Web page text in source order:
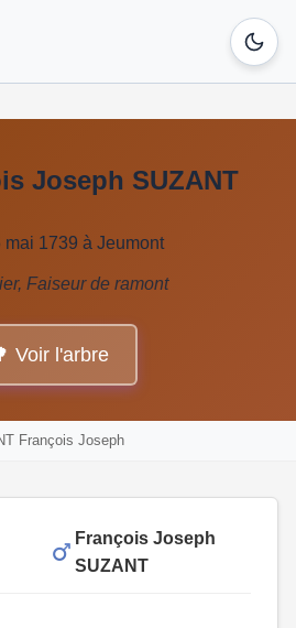
Joseph SUZANT
mai 1739 à Jeumont
Faiseur de ramont
Voir l'arbre
François Joseph
François Joseph
SUZANT